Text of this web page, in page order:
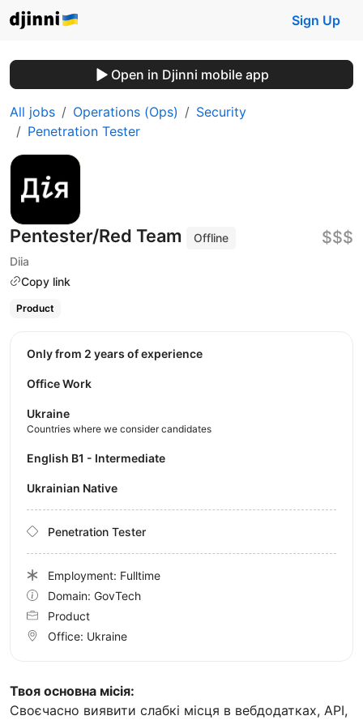
Sign Up
Open in Djinni mobile app
All jobs Operations (Ops)
Security
Penetration Tester
Pentester/Red Team
Offline
Diia
Copy link
$$$
Product
Твоя основна місія:
Своєчасно виявити слабкі місця в вебдодатках, API,
Only from 2 years of experience
Office Work
Ukraine
Countries where we consider candidates
English B1 - Intermediate
Ukrainian Native
Penetration Tester
Employment: Fulltime
Domain: GovTech
Product
Office: Ukraine